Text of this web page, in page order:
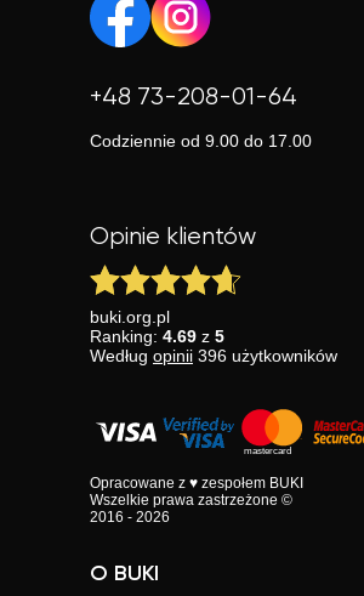
+48 73-208-01-64
Codziennie od 9.00 do 17.00
Opinie klientów
buki.org.pl
Ranking: 4.69 z 5
Według opinii 396 użytkowników
Opracowane z ♥ zespołem BUKI
Wszelkie prawa zastrzeżone ©
2016 - 2026
O BUKI